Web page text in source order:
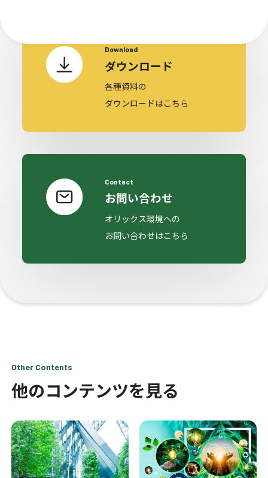
Download
ダウンロード
各種資料の
ダウンロードはこちら
Contact
お問い合わせ
オリックス環境への
お問い合わせはこちら
Other Contents
他のコンテンツを見る